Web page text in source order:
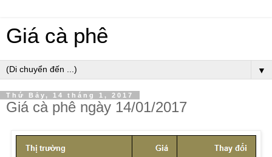
Giá cà phê
▼
Thứ Bảy, 14 tháng 1, 2017
Giá cà phê ngày 14/01/2017